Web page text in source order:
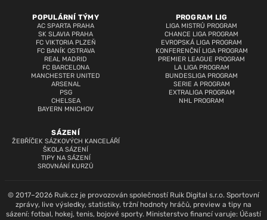
POPULÁRNÍ TÝMY
AC SPARTA PRAHA
SK SLAVIA PRAHA
FC VIKTORIA PLZEŇ
FC BANÍK OSTRAVA
REAL MADRID
FC BARCELONA
MANCHESTER UNITED
ARSENAL
PSG
CHELSEA
BAYERN MNICHOV
PROGRAM LIG
LIGA MISTRŮ PROGRAM
CHANCE LIGA PROGRAM
EVROPSKÁ LIGA PROGRAM
KONFERENČNÍ LIGA PROGRAM
PREMIER LEAGUE PROGRAM
LA LIGA PROGRAM
BUNDESLIGA PROGRAM
SERIE A PROGRAM
EXTRALIGA PROGRAM
NHL PROGRAM
SÁZENÍ
ŽEBŘÍČEK SÁZKOVÝCH KANCELÁŘÍ
ŠKOLA SÁZENÍ
TIPY NA SÁZENÍ
SROVNÁNÍ KURZŮ
© 2017–2026 Ruik.cz je provozován společností Ruik Digital s.r.o. Sportovní
zprávy, live výsledky, statistiky, tržní hodnoty hráčů, preview a tipy na
sázení: fotbal, hokej, tenis, bojové sporty. Ministerstvo financí varuje: Účastí